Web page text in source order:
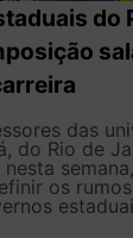
do
das
do Rio de
os